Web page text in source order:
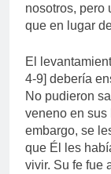
nosotros, pero
que en lugar
El
4-9] debería
No pudieron
veneno en
embargo, se
que Él les
vivir. Su fe fue